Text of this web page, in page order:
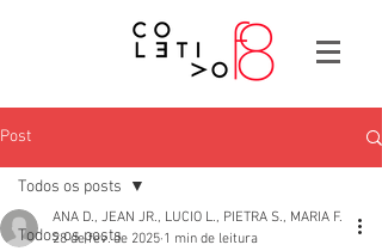
Post
Todos os posts
Todos os posts
ANA D., JEAN JR., LUCIO L., PIETRA S., MARIA F.
28 de fev. de 2025 1 min de leitura